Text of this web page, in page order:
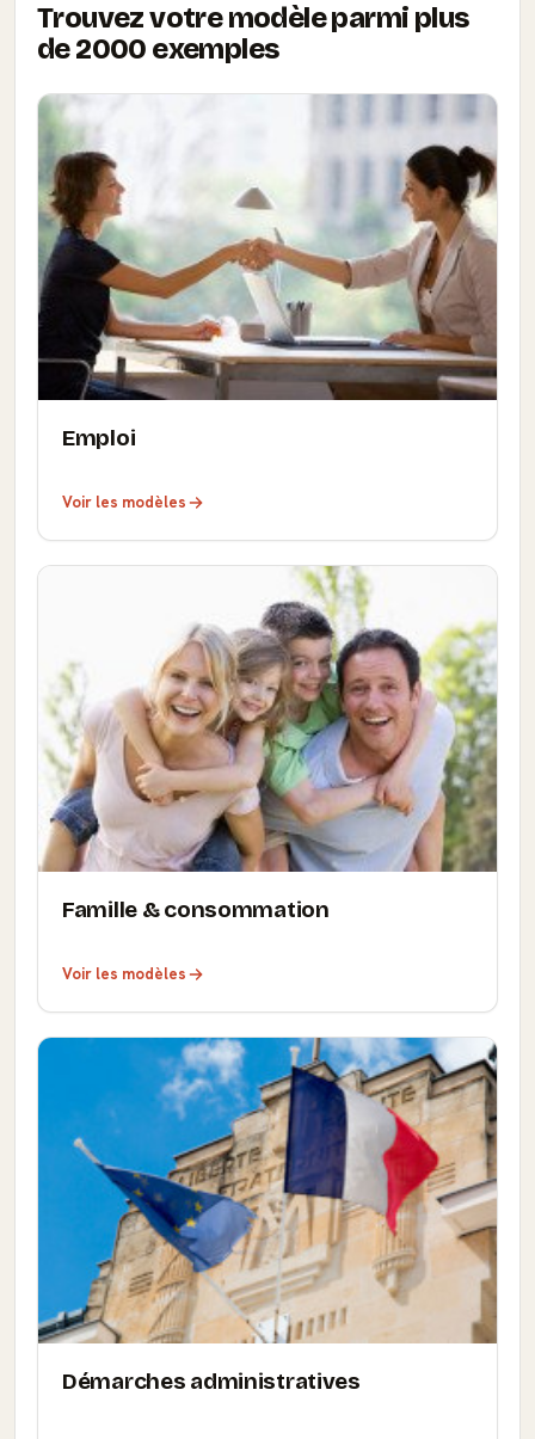
Trouvez votre modèle parmi plus
de 2000 exemples
Emploi
Voir les modèles
Famille & consommation
Voir les modèles
Démarches administratives